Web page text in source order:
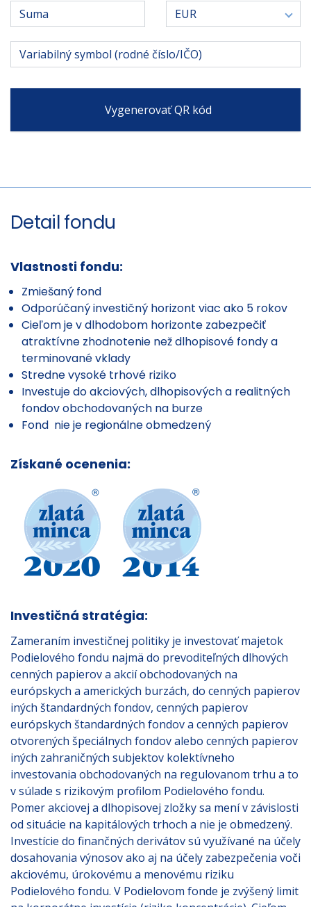
Mena
EUR
Vygenerovať QR kód
Detail fondu
Vlastnosti fondu:
Zmiešaný fond
Odporúčaný investičný horizont viac ako 5 rokov
Cieľom je v dlhodobom horizonte zabezpečiť
atraktívne zhodnotenie než dlhopisové fondy a
terminované vklady
Stredne vysoké trhové riziko
Investuje do akciových, dlhopisových a realitných
fondov obchodovaných na burze
Fond nie je regionálne obmedzený
Získané ocenenia:
Investičná stratégia:
Zameraním investičnej politiky je investovať majetok
Podielového fondu najmä do prevoditeľných dlhových
cenných papierov a akcií obchodovaných na
európskych a amerických burzách, do cenných papierov
iných štandardných fondov, cenných papierov
európskych štandardných fondov a cenných papierov
otvorených špeciálnych fondov alebo cenných papierov
iných zahraničných subjektov kolektívneho
investovania obchodovaných na regulovanom trhu a to
v súlade s rizikovým profilom Podielového fondu.
Pomer akciovej a dlhopisovej zložky sa mení v závislosti
od situácie na kapitálových trhoch a nie je obmedzený.
Investície do finančných derivátov sú využívané na účely
dosahovania výnosov ako aj na účely zabezpečenia voči
akciovému, úrokovému a menovému riziku
Podielového fondu. V Podielovom fonde je zvýšený limit